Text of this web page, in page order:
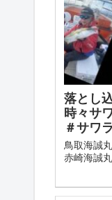
落とし
時々サ
＃サワ
鳥取海誠
赤崎海誠丸